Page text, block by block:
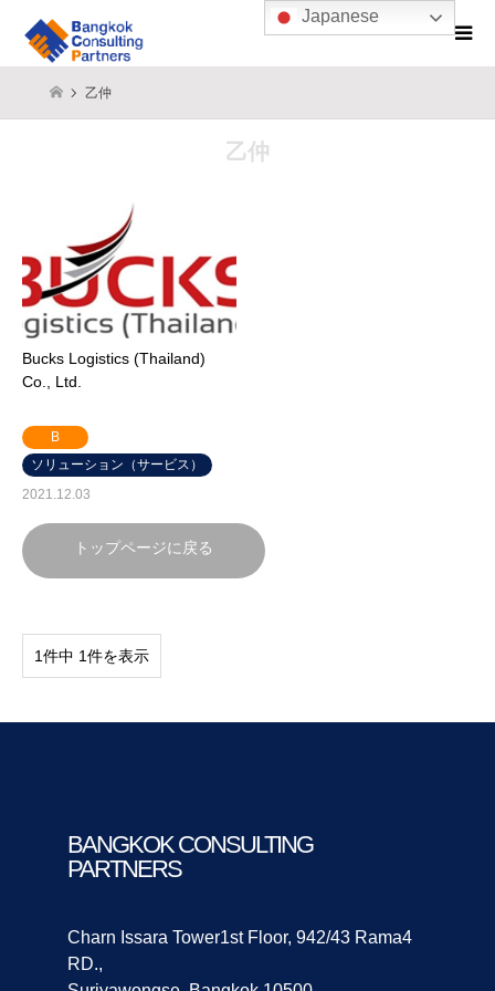
乙仲
乙仲
Bucks Logistics (Thailand)
Co., Ltd.
B
ソリューション（サービス）
2021.12.03
トップページに戻る
1件中 1件を表示
BANGKOK CONSULTING
PARTNERS
Charn Issara Tower1st Floor, 942/43 Rama4
RD.,
Japanese